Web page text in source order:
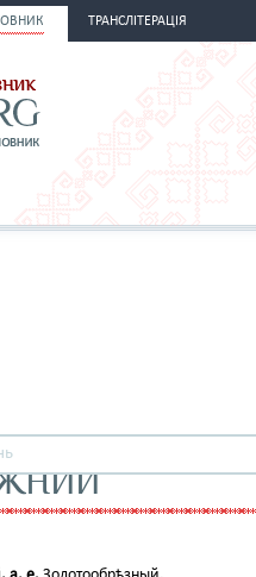
ТРАНСЛІТЕРАЦІЯ